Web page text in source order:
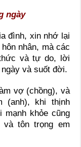
ngày
đình, xin nhớ lại
nhân, mà các
và tự do, lời
và suốt đời.
vợ (chồng), và
(anh), khi thịnh
khỏe cũng
tôn trọng em